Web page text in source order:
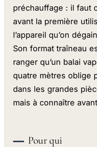
préchauffage : il faut
avant la première
l’appareil qu’on
Son format traîneau
ranger qu’un balai
quatre mètres oblige
dans les grandes
mais à connaître
Pour qui